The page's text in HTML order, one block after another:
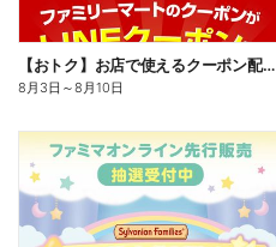
【おトク】お店で使えるクーポン配信中
8月3日 ～8月10日